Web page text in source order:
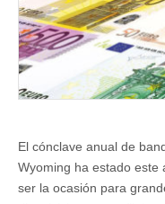
El cónclave anual de
Wyoming ha estado este
ser la ocasión para